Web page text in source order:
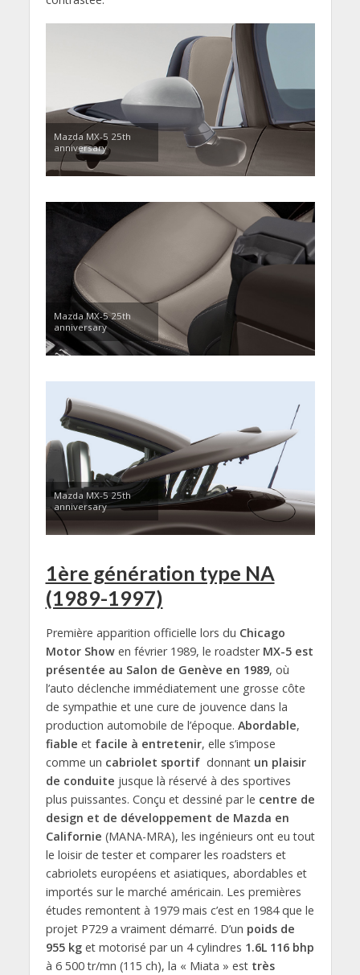
Mazda MX-5 25th
anniversary
Mazda MX-5 25th
anniversary
Mazda MX-5 25th
anniversary
1ère génération type NA
(1989-1997)
Première apparition officielle lors du Chicago
Motor Showen février 1989, le roadster MX-5 est
présentée au Salon de Genève en 1989, où
l’auto déclenche immédiatement une grosse côte
de sympathie et une cure de jouvence dans la
production automobile de l’époque. Abordable,
fiable et facile à entretenir, elle s’impose
comme un cabriolet sportifdonnant un plaisir
de conduite jusque là réservé à des sportives
plus puissantes. Conçu et dessiné par le centre de
design et de développement de Mazda en
Californie (MANA-MRA), les ingénieurs ont eu tout
le loisir de tester et comparer les roadsters et
cabriolets européens et asiatiques, abordables et
importés sur le marché américain. Les premières
études remontent à 1979 mais c’est en 1984 que le
projet P729 a vraiment démarré. D’un poids de
955 kget motorisé par un 4 cylindres 1.6L 116 bhp
à 6 500 tr/mn (115 ch), la « Miata » est très